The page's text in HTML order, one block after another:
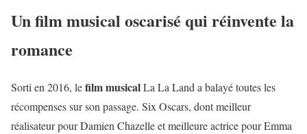
Un film musical oscarisé qui réinvente la
romance
Sorti en 2016, lefilm musicalLa La Land a balayé toutes les
récompenses sur son passage. Six Oscars, dont meilleur
réalisateur pour Damien Chazelle et meilleure actrice pour Emma